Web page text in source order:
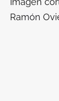
Ramón